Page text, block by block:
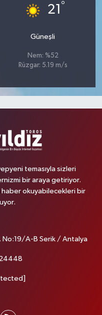
21 °
Güneşli
Nem: %52
Rüzgar: 5.19 m/s
temasıyla sizleri
bir araya getiriyor.
haber okuyabilecekleri bir
No:19/A-B Serik / Antalya